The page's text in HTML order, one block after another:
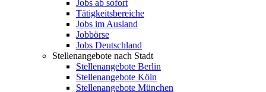
Jobs ab sofort
Tätigkeitsbereiche
Jobs im Ausland
Jobbörse
Jobs Deutschland
Stellenangebote nach Stadt
Stellenangebote Berlin
Stellenangebote Köln
Stellenangebote München